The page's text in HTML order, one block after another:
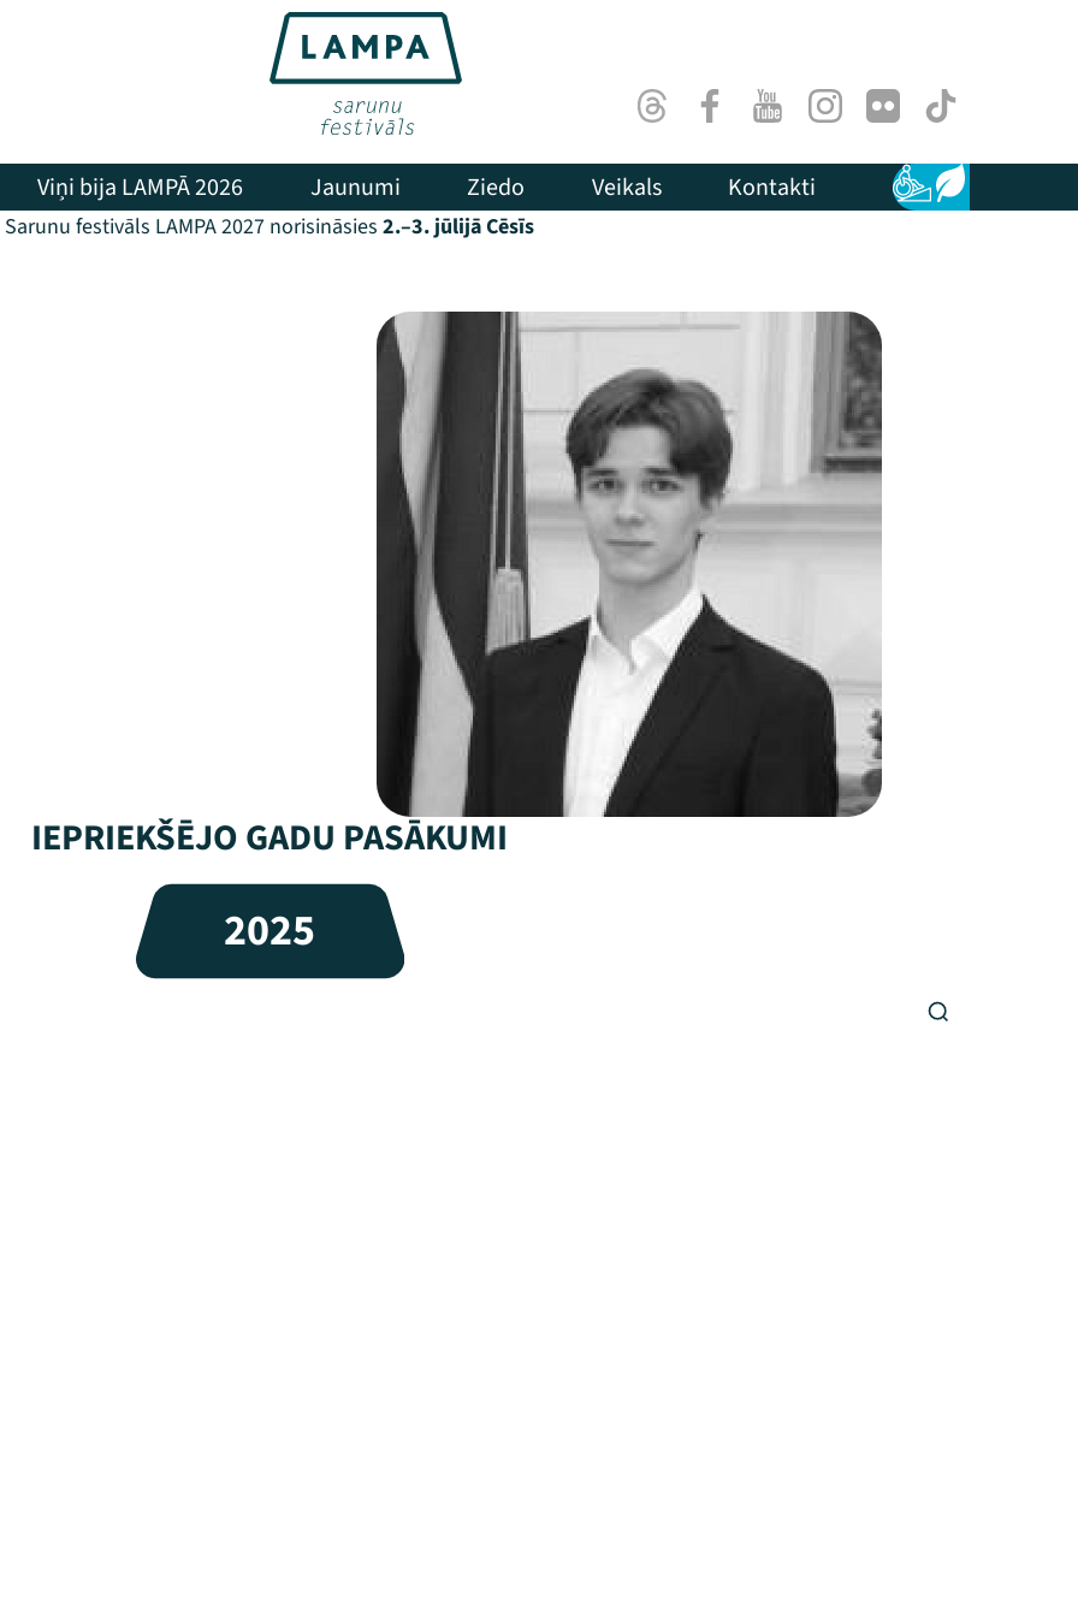
ThreadsFacebookYoutubeInstagram
Flick TikTok
Viņi bija LAMPĀ 2026 Jaunumi Ziedo Veikals Kontakti Pieejamība
Ilgtspēja
Sarunu festivāls LAMPA 2027 norisināsies 2.–3. jūlijā Cēsīs
IEPRIEKŠĒJO GADU PASĀKUMI
2025